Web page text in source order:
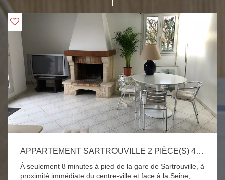
APPARTEMENT SARTROUVILLE 2 PIÈCE(S) 43 M2
À seulement 8 minutes à pied de la gare de Sartrouville, à
proximité immédiate du centre-ville et face à la Seine,